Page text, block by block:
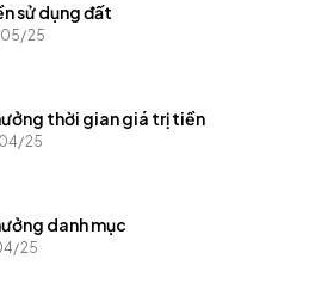
sử dụng đất
25
thời gian giá trị tiền
25
danh mục
25